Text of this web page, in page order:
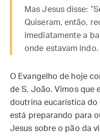
Mas Jesus disse:
Quiseram, então,
imediatamente a
onde estavam indo.
O Evangelho de hoje
de S. João. Vimos que
doutrina eucarística do
está preparando para
Jesus sobre o pão da